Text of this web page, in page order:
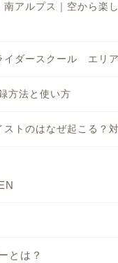
南アルプス｜空から楽
イダースクール エリ
方法と使い方
トのはなぜ起こる？
とは？